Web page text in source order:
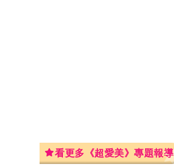
看更多《超愛美》專題報導